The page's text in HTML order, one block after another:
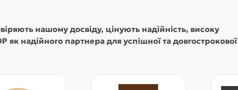
нашому досвіду, цінують надійність, високу
як надійного партнера для успішної та довгострокової